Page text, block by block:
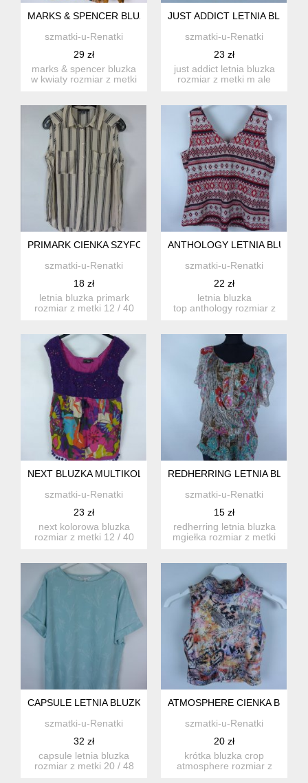
MARKS & SPENCER BLUZKA W KWIATY 18 / 46
szmatki-u-Renatki
29 zł
marks & spencer bluzka
w kwiaty rozmiar z metki
JUST ADDICT LETNIA BLUZKA
szmatki-u-Renatki
23 zł
just addict letnia bluzka
rozmiar z metki m ale
PRIMARK CIENKA SZYFONOWA LETNIA BLUZKA 12 / 40
szmatki-u-Renatki
18 zł
letnia bluzka primark
rozmiar z metki 12 / 40
ANTHOLOGY LETNIA BLUZKA
szmatki-u-Renatki
22 zł
letnia bluzka
top anthology rozmiar z
NEXT BLUZKA MULTIKOLOR 12 / 38
szmatki-u-Renatki
23 zł
next kolorowa bluzka
rozmiar z metki 12 / 40
REDHERRING LETNIA
szmatki-u-Renatki
15 zł
redherring letnia bluzka
mgiełka rozmiar z metki
CAPSULE LETNIA BLUZKA KRÓTKIE RĘKAWY 20 / 48
szmatki-u-Renatki
32 zł
capsule letnia bluzka
rozmiar z metki 20 / 48
ATMOSPHERE CIENKA
szmatki-u-Renatki
20 zł
krótka bluzka crop
atmosphere rozmiar z